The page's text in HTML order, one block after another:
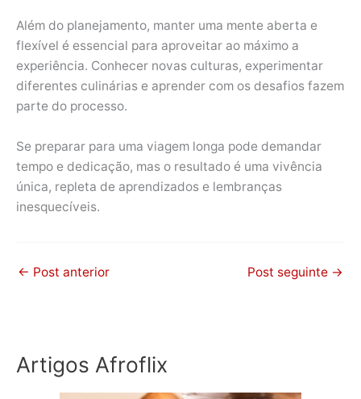
Além do planejamento, manter uma mente aberta e
flexível é essencial para aproveitar ao máximo a
experiência. Conhecer novas culturas, experimentar
diferentes culinárias e aprender com os desafios fazem
parte do processo.
Se preparar para uma viagem longa pode demandar
tempo e dedicação, mas o resultado é uma vivência
única, repleta de aprendizados e lembranças
inesquecíveis.
← Post anterior Post seguinte →
Artigos Afroflix